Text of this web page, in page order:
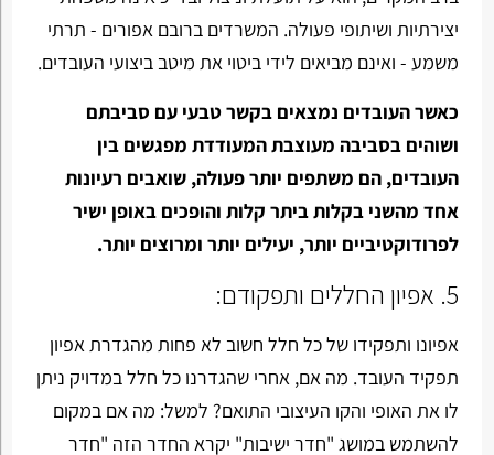
יצירתיות ושיתופי פעולה. המשרדים ברובם אפורים - תרתי
משמע - ואינם מביאים לידי ביטוי את מיטב ביצועי העובדים.
כאשר העובדים נמצאים בקשר טבעי עם סביבתם
ושוהים בסביבה מעוצבת המעודדת מפגשים בין
העובדים, הם משתפים יותר פעולה, שואבים רעיונות
אחד מהשני בקלות ביתר קלות והופכים באופן ישיר
לפרודוקטיביים יותר, יעילים יותר ומרוצים יותר.
5. אפיון החללים ותפקודם:
אפיונו ותפקידו של כל חלל חשוב לא פחות מהגדרת אפיון
תפקיד העובד. מה אם, אחרי שהגדרנו כל חלל במדויק ניתן
לו את האופי והקו העיצובי התואם? למשל: מה אם במקום
להשתמש במושג "חדר ישיבות" יקרא החדר הזה "חדר